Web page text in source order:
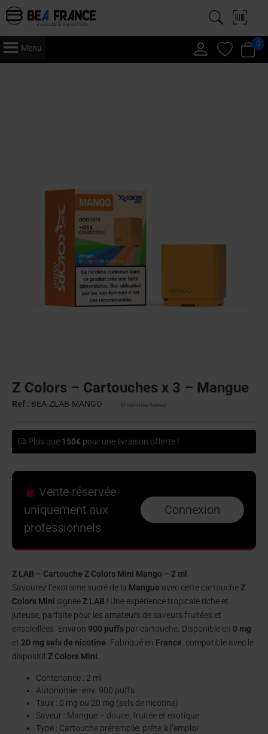
Menu 0
Z Colors – Cartouches x 3 – Mangue
Ref : BEA-ZLAB-MANGO (0 commentaires)
Plus que 150€ pour une livraison offerte !
Vente réservée
uniquement aux
professionnels
Connexion
Z LAB – Cartouche Z Colors Mini Mango – 2 ml
Savourez l’exotisme sucré de la Mangue avec cette cartouche Z
Colors Mini signée Z LAB ! Une expérience tropicale riche et
juteuse, parfaite pour les amateurs de saveurs fruitées et
ensoleillées. Environ 900 puffs par cartouche. Disponible en 0 mg
et 20 mg sels de nicotine . Fabriqué en France , compatible avec le
dispositif Z Colors Mini
Contenance : 2 ml
Autonomie : env. 900 puffs
Taux : 0 mg ou 20 mg (sels de nicotine)
Saveur : Mangue – douce, fruitée et exotique
Type : Cartouche préremplie, prête à l’emploi